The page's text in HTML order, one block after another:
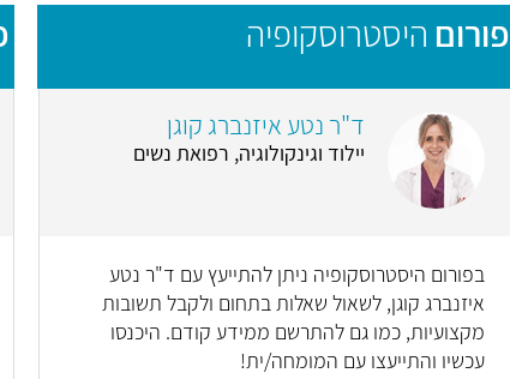
פורום היסטרוסקופיה
ד"ר נטע איזנברג קוגן
יילוד וגינקולוגיה, רפואת נשים
בפורום היסטרוסקופיה ניתן להתייעץ עם ד"ר נטע
איזנברג קוגן, לשאול שאלות בתחום ולקבל תשובות
מקצועיות, כמו גם להתרשם ממידע קודם. היכנסו
עכשיו והתייעצו עם המומחה/ית!